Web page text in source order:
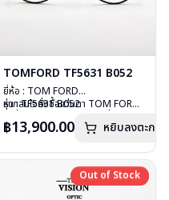
TOMFORD TF5631 B052
ยี่ห้อ : TOM FORD
รุ่น : TF5631 B052
เลนส์ : Demo lens
น้ำหนัก : 23 กรัม
อุปกรณ์ : กล่องแว่น, ผ้าเช็ดแว่น
การรับประกัน : 1 ปี
หากสนใจสั่งชื้อแว่นตา TOM FORD
กรุณาติดต่อเราคลิก
฿13,900.00 หยิบลงตะกร้า
Out of Stock
Out of Stock